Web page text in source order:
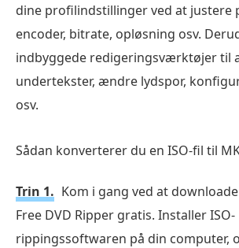
dine profilindstillinger ved at justere
encoder, bitrate, opløsning osv.
indbyggede redigeringsværktøjer til
undertekster, ændre lydspor,
osv.
Sådan konverterer du en ISO-fil til
Trin 1. Kom i gang ved at
Free DVD Ripper gratis. Installer ISO-
rippingssoftwaren på din computer,